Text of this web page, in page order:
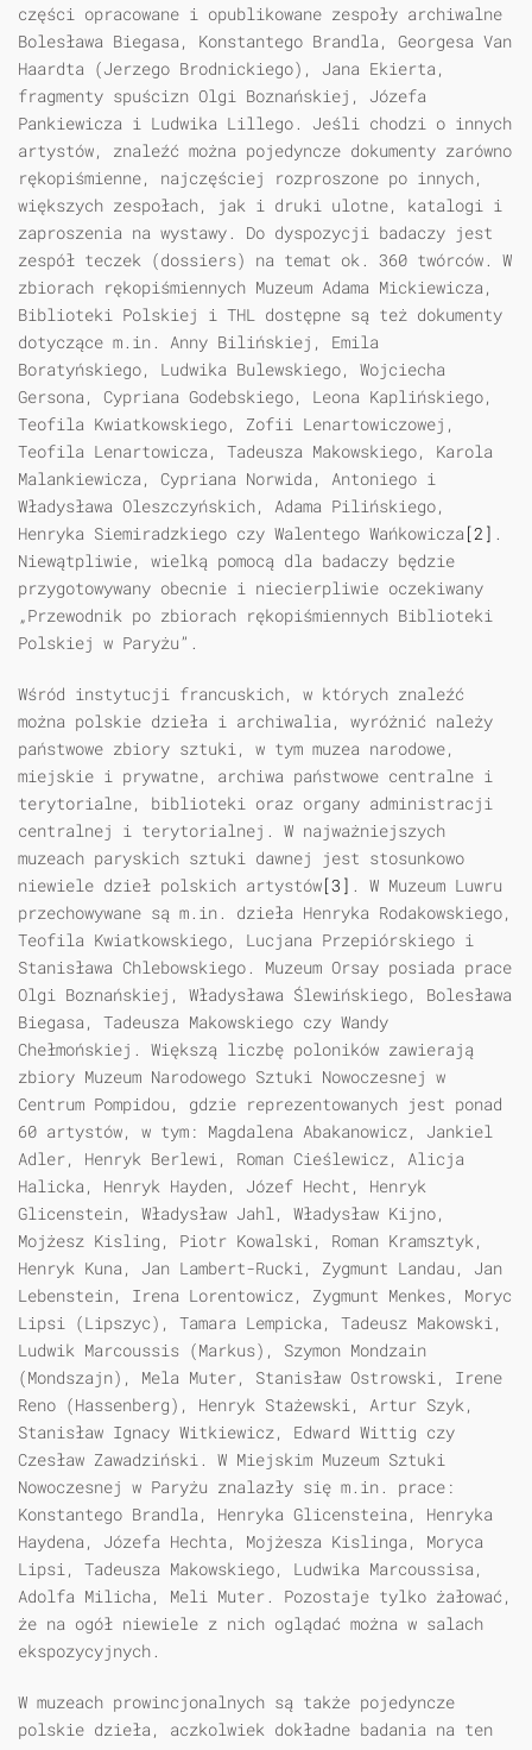
części opracowane i opublikowane zespoły archiwalne
Bolesława Biegasa, Konstantego Brandla, Georgesa Van
Haardta (Jerzego Brodnickiego), Jana Ekierta,
fragmenty spuścizn Olgi Boznańskiej, Józefa
Pankiewicza i Ludwika Lillego. Jeśli chodzi o innych
artystów, znaleźć można pojedyncze dokumenty zarówno
rękopiśmienne, najczęściej rozproszone po innych,
większych zespołach, jak i druki ulotne, katalogi i
zaproszenia na wystawy. Do dyspozycji badaczy jest
zespół teczek (dossiers) na temat ok. 360 twórców. W
zbiorach rękopiśmiennych Muzeum Adama Mickiewicza,
Biblioteki Polskiej i THL dostępne są też dokumenty
dotyczące m.in. Anny Bilińskiej, Emila
Boratyńskiego, Ludwika Bulewskiego, Wojciecha
Gersona, Cypriana Godebskiego, Leona Kaplińskiego,
Teofila Kwiatkowskiego, Zofii Lenartowiczowej,
Teofila Lenartowicza, Tadeusza Makowskiego, Karola
Malankiewicza, Cypriana Norwida, Antoniego i
Władysława Oleszczyńskich, Adama Pilińskiego,
Henryka Siemiradzkiego czy Walentego Wańkowicza[2] .
Niewątpliwie, wielką pomocą dla badaczy będzie
przygotowywany obecnie i niecierpliwie oczekiwany
„Przewodnik po zbiorach rękopiśmiennych Biblioteki
Polskiej w Paryżu”.
Wśród instytucji francuskich, w których znaleźć
można polskie dzieła i archiwalia, wyróżnić należy
państwowe zbiory sztuki, w tym muzea narodowe,
miejskie i prywatne, archiwa państwowe centralne i
terytorialne, biblioteki oraz organy administracji
centralnej i terytorialnej. W najważniejszych
muzeach paryskich sztuki dawnej jest stosunkowo
niewiele dzieł polskich artystów[3] . W Muzeum Luwru
przechowywane są m.in. dzieła Henryka Rodakowskiego,
Teofila Kwiatkowskiego, Lucjana Przepiórskiego i
Stanisława Chlebowskiego. Muzeum Orsay posiada prace
Olgi Boznańskiej, Władysława Ślewińskiego, Bolesława
Biegasa, Tadeusza Makowskiego czy Wandy
Chełmońskiej. Większą liczbę poloników zawierają
zbiory Muzeum Narodowego Sztuki Nowoczesnej w
Centrum Pompidou, gdzie reprezentowanych jest ponad
60 artystów, w tym: Magdalena Abakanowicz, Jankiel
Adler, Henryk Berlewi, Roman Cieślewicz, Alicja
Halicka, Henryk Hayden, Józef Hecht, Henryk
Glicenstein, Władysław Jahl, Władysław Kijno,
Mojżesz Kisling, Piotr Kowalski, Roman Kramsztyk,
Henryk Kuna, Jan Lambert-Rucki, Zygmunt Landau, Jan
Lebenstein, Irena Lorentowicz, Zygmunt Menkes, Moryc
Lipsi (Lipszyc), Tamara Lempicka, Tadeusz Makowski,
Ludwik Marcoussis (Markus), Szymon Mondzain
(Mondszajn), Mela Muter, Stanisław Ostrowski, Irene
Reno (Hassenberg), Henryk Stażewski, Artur Szyk,
Stanisław Ignacy Witkiewicz, Edward Wittig czy
Czesław Zawadziński. W Miejskim Muzeum Sztuki
Nowoczesnej w Paryżu znalazły się m.in. prace:
Konstantego Brandla, Henryka Glicensteina, Henryka
Haydena, Józefa Hechta, Mojżesza Kislinga, Moryca
Lipsi, Tadeusza Makowskiego, Ludwika Marcoussisa,
Adolfa Milicha, Meli Muter. Pozostaje tylko żałować,
że na ogół niewiele z nich oglądać można w salach
ekspozycyjnych.
W muzeach prowincjonalnych są także pojedyncze
polskie dzieła, aczkolwiek dokładne badania na ten